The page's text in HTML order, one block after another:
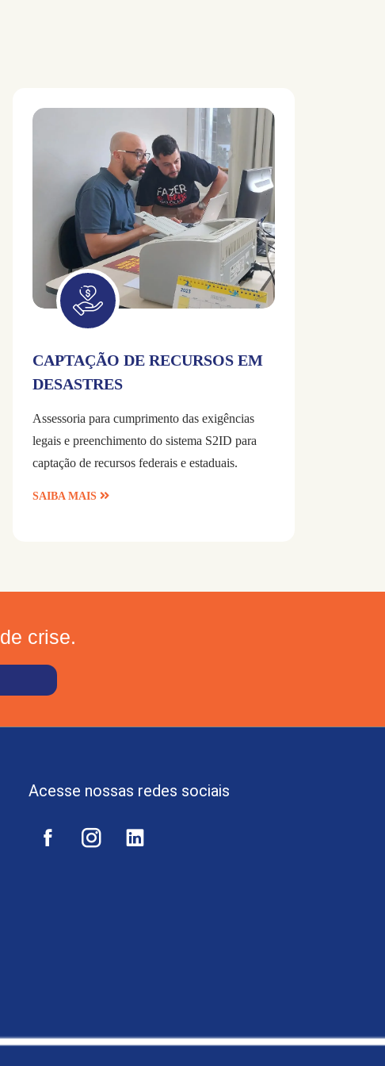
CAPTAÇÃO DE RECURSOS EM
DESASTRES
Assessoria para cumprimento das exigências
legais e preenchimento do sistema S2ID para
captação de recursos federais e estaduais.
SAIBA MAIS
crise.
Acesse nossas redes sociais